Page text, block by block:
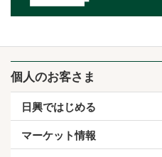
個人のお客さま
日興ではじめる
マーケット情報